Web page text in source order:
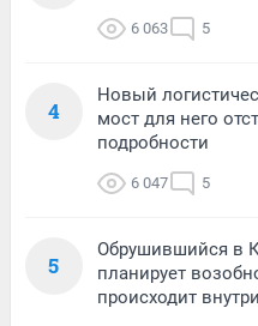
6 063 5
4
Новый
мост для него
подробности
6 047 5
5
Обрушившийся в
планирует
происходит внутри